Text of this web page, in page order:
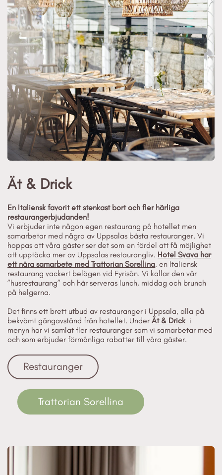
Ät & Drick
En Italiensk favorit ett stenkast bort och fler härliga
restaurangerbjudanden!
Vi erbjuder inte någon egen restaurang på hotellet men
samarbetar med några av Uppsalas bästa restauranger. Vi
hoppas att våra gäster ser det som en fördel att få möjlighet
att upptäcka mer av Uppsalas restaurangliv. Hotel Svava har
ett nära samarbete med Trattorian Sorellina, en Italiensk
restaurang vackert belägen vid Fyrisån. Vi kallar den vår
”husrestaurang” och här serveras lunch, middag och brunch
på helgerna.
Det finns ett brett utbud av restauranger i Uppsala, alla på
bekvämt gångavstånd från hotellet. Under Ät & Dricki
menyn har vi samlat fler restauranger som vi samarbetar med
och som erbjuder förmånliga rabatter till våra gäster.
Restauranger
Trattorian Sorellina